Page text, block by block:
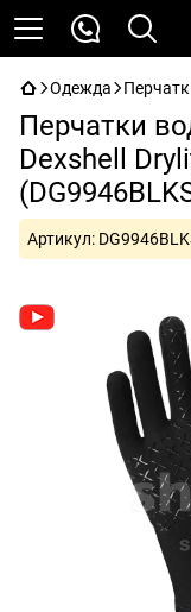
Одежда
Перчатки
Dexshell
Артикул: